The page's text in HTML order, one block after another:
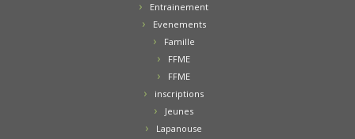
Entrainement
Evenements
Famille
FFME
FFME
inscriptions
Jeunes
Lapanouse